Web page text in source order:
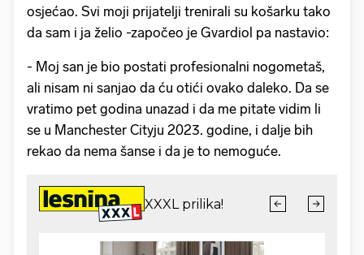
osjećao. Svi moji prijatelji trenirali su košarku tako
da sam i ja želio -započeo je Gvardiol pa nastavio:
- Moj san je bio postati profesionalni nogometaš,
ali nisam ni sanjao da ću otići ovako daleko. Da se
vratimo pet godina unazad i da me pitate vidim li
se u Manchester Cityju 2023. godine, i dalje bih
rekao da nema šanse i da je to nemoguće.